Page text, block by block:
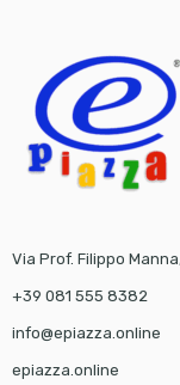
Via Prof. Filippo
+39 081 555 8382
info@epiazza.online
epiazza.online